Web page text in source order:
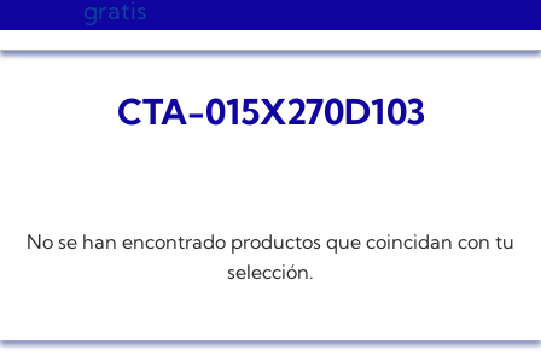
CTA-015X270D103
No se han encontrado productos que coincidan con tu
selección.